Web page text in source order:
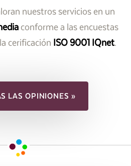
nuestros servicios en un
conforme a las encuestas
cerificación ISO 9001 IQnet.
LAS OPINIONES »